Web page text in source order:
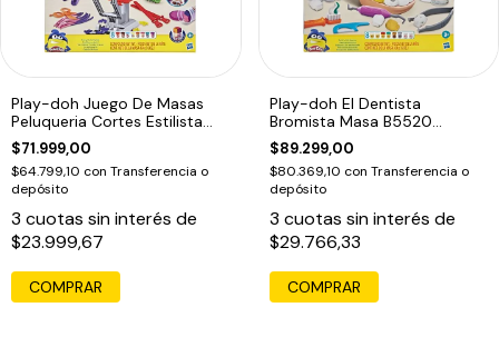
Play-doh Juego De Masas
Peluqueria Cortes Estilista
F1260
$71.999,00
$64.799,10 con Transferencia o
depósito
3 cuotas sin interés de
$23.999,67
COMPRAR
Play-doh El Dentista
Bromista Masa B5520
Hasbro Original
$89.299,00
$80.369,10 con Transferencia o
depósito
3 cuotas sin interés de
$29.766,33
COMPRAR